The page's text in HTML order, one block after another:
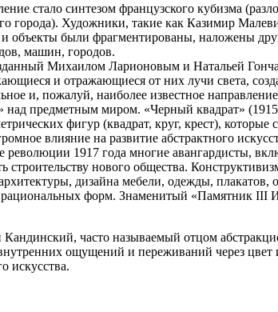
стало синтезом французского кубизма
города). Художники, такие как Казимир
были фрагментированы, наложены
машин, городов.
Михаилом Ларионовым и Натальей
и отражающиеся от них лучи света,
и, пожалуй, наиболее известное
над предметным миром. «Черный квадрат»
фигур (квадрат, круг, крест),
влияние на развитие абстрактного
революции 1917 года многие авангардисты,
строительству нового общества.
дизайна мебели, одежды,
рациональных форм. Знаменитый «Памятник
часто называемый отцом
ощущений и переживаний через цвет
искусства.